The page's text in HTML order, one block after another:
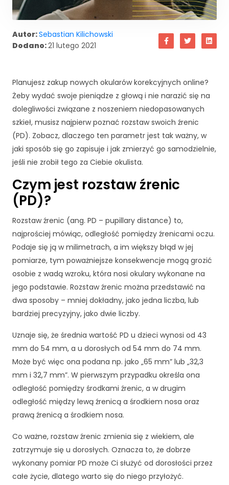
Autor:Sebastian Kilichowski
Dodano:21 lutego 2021
Planujesz zakup nowych okularów korekcyjnych online?
Żeby wydać swoje pieniądze z głową i nie narazić się na
dolegliwości związane z noszeniem niedopasowanych
szkieł, musisz najpierw poznać rozstaw swoich źrenic
(PD). Zobacz, dlaczego ten parametr jest tak ważny, w
jaki sposób się go zapisuje i jak zmierzyć go samodzielnie,
jeśli nie zrobił tego za Ciebie okulista.
Czym jest rozstaw źrenic
(PD)?
Rozstaw źrenic (ang. PD – pupillary distance) to,
najprościej mówiąc, odległość pomiędzy źrenicami oczu.
Podaje się ją w milimetrach, a im większy błąd w jej
pomiarze, tym poważniejsze konsekwencje mogą grozić
osobie z wadą wzroku, która nosi okulary wykonane na
jego podstawie. Rozstaw źrenic można przedstawić na
dwa sposoby – mniej dokładny, jako jedna liczba, lub
bardziej precyzyjny, jako dwie liczby.
Uznaje się, że średnia wartość PD u dzieci wynosi od 43
mm do 54 mm, a u dorosłych od 54 mm do 74 mm.
Może być więc ona podana np. jako „65 mm” lub „32,3
mm i 32,7 mm”. W pierwszym przypadku określa ona
odległość pomiędzy środkami źrenic, a w drugim
odległość między lewą źrenicą a środkiem nosa oraz
prawą źrenicą a środkiem nosa.
Co ważne, rozstaw źrenic zmienia się z wiekiem, ale
zatrzymuje się u dorosłych. Oznacza to, że dobrze
wykonany pomiar PD może Ci służyć od dorosłości przez
całe życie, dlatego warto się do niego przyłożyć.